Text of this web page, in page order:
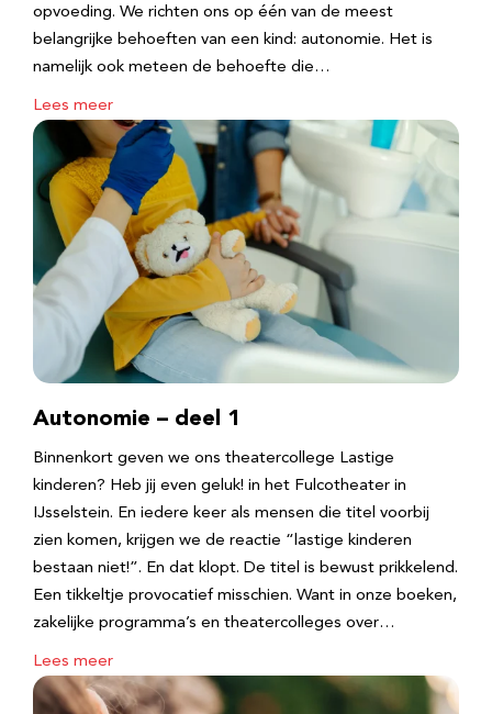
opvoeding. We richten ons op één van de meest
belangrijke behoeften van een kind: autonomie. Het is
namelijk ook meteen de behoefte die…
Lees meer
Autonomie – deel 1
Binnenkort geven we ons theatercollege Lastige
kinderen? Heb jij even geluk! in het Fulcotheater in
IJsselstein. En iedere keer als mensen die titel voorbij
zien komen, krijgen we de reactie “lastige kinderen
bestaan niet!”. En dat klopt. De titel is bewust prikkelend.
Een tikkeltje provocatief misschien. Want in onze boeken,
zakelijke programma’s en theatercolleges over…
Lees meer